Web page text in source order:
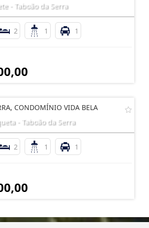
- Taboão da Serra
2 1 1
CONDOMÍNIO VIDA BELA
- Taboão da Serra
2 1 1